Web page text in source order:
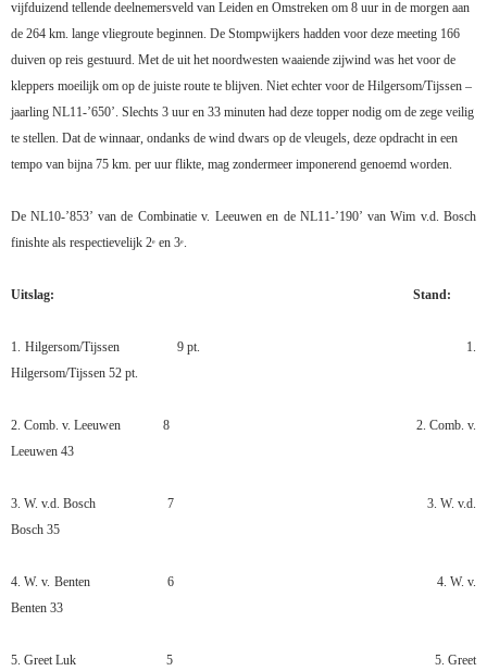
vijfduizend tellende deelnemersveld van Leiden en Omstreken om 8 uur in de morgen aan
de 264 km. lange vliegroute beginnen. De Stompwijkers hadden voor deze meeting 166
duiven op reis gestuurd. Met de uit het noordwesten waaiende zijwind was het voor de
kleppers moeilijk om op de juiste route te blijven. Niet echter voor de Hilgersom/Tijssen –
jaarling NL11-’650’. Slechts 3 uur en 33 minuten had deze topper nodig om de zege veilig
te stellen. Dat de winnaar, ondanks de wind dwars op de vleugels, deze opdracht in een
tempo van bijna 75 km. per uur flikte, mag zondermeer imponerend genoemd worden.
De NL10-’853’ van de Combinatie v. Leeuwen en de NL11-’190’ van Wim v.d. Bosch
finishte als respectievelijk 2e en 3e.
Uitslag: Stand:
1. Hilgersom/Tijssen 9 pt.
1.
Hilgersom/Tijssen 52 pt.
2. Comb. v. Leeuwen 8
2. Comb. v.
Leeuwen 43
3. W. v.d. Bosch 7
3. W. v.d.
Bosch 35
4. W. v. Benten 6
4. W. v.
Benten 33
5. Greet Luk 5
5. Greet